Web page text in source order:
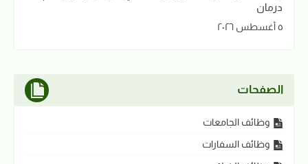
درمان
٥ أغسطس ٢٠٢٦
الصفحات
وظائف الجامعات
وظائف السفارات